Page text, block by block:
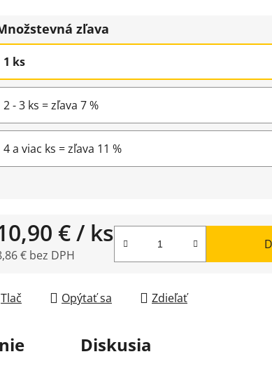
zľava
1 ks
2 - 3 ks = zľava 7 %
4 a viac ks = zľava 11 %
€/ ks
€ bez DPH
Tlač Opýtať sa Zdieľať
Diskusia